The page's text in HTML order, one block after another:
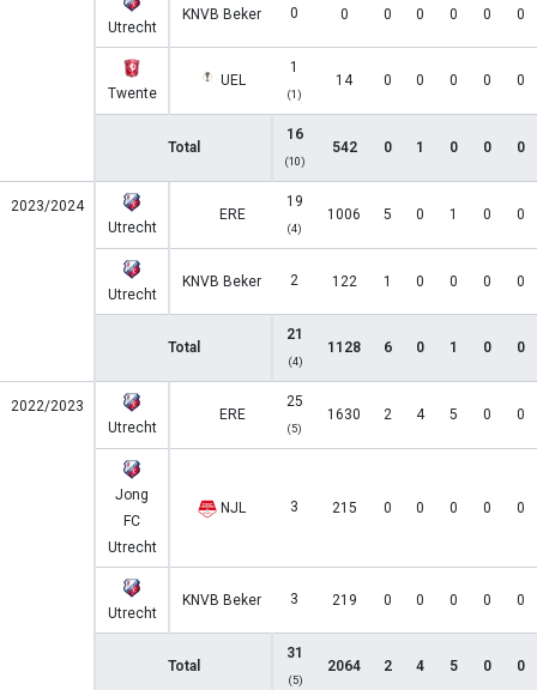
Utrecht
KNVB Beker 0 0 0 0 0 0 0
Twente
UEL
1
(1)
14 0 0 0 0 0
Total
16
(10)
542 0 1 0 0 0
2023/2024
Utrecht
ERE
19
(4)
1006 5 0 1 0 0
Utrecht
KNVB Beker 2 122 1 0 0 0 0
Total
21
(4)
1128 6 0 1 0 0
2022/2023
Utrecht
ERE
25
(5)
1630 2 4 5 0 0
Jong
FC
Utrecht
NJL 3 215 0 0 0 0 0
Utrecht
KNVB Beker 3 219 0 0 0 0 0
Total
31
(5)
2064 2 4 5 0 0